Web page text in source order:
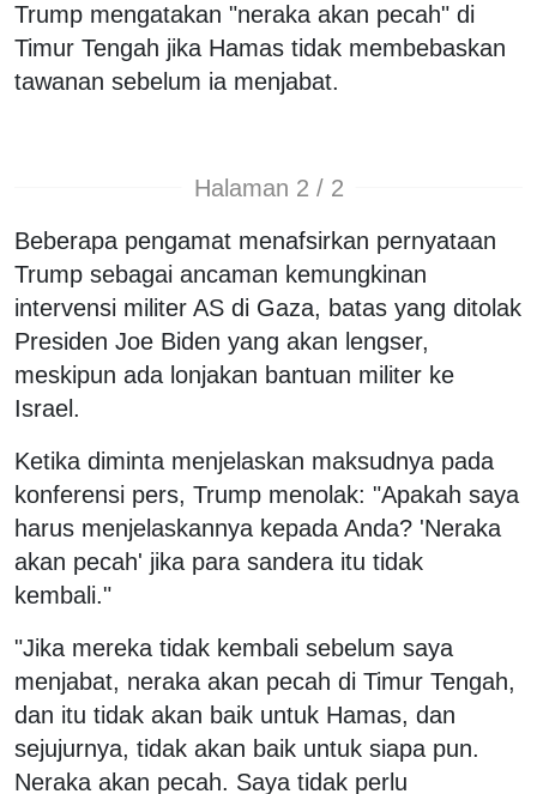
Trump mengatakan "neraka akan pecah" di
Timur Tengah jika Hamas tidak membebaskan
tawanan sebelum ia menjabat.
Halaman 2 / 2
Beberapa pengamat menafsirkan pernyataan
Trump sebagai ancaman kemungkinan
intervensi militer AS di Gaza, batas yang ditolak
Presiden Joe Biden yang akan lengser,
meskipun ada lonjakan bantuan militer ke
Israel.
Ketika diminta menjelaskan maksudnya pada
konferensi pers, Trump menolak: "Apakah saya
harus menjelaskannya kepada Anda? 'Neraka
akan pecah' jika para sandera itu tidak
kembali."
"Jika mereka tidak kembali sebelum saya
menjabat, neraka akan pecah di Timur Tengah,
dan itu tidak akan baik untuk Hamas, dan
sejujurnya, tidak akan baik untuk siapa pun.
Neraka akan pecah. Saya tidak perlu